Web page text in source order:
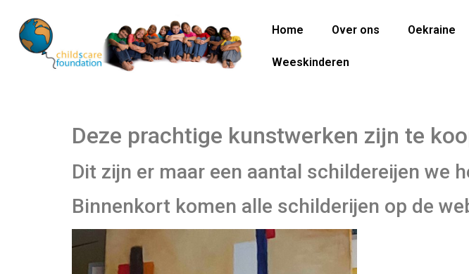
Home Over ons Oekraine
Weeskinderen
Deze prachtige kunstwerken zijn te
Dit zijn er maar een aantal schildereijen we
Binnenkort komen alle schilderijen op de